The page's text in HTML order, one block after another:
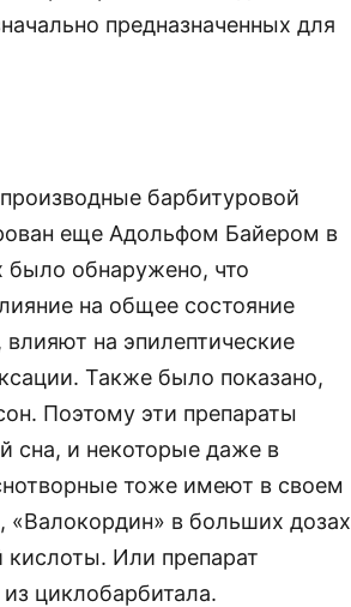
предназначенных для
барбитуровой
еще Адольфом Байером в
было обнаружено, что
на общее состояние
на эпилептические
Также было показано,
Поэтому эти препараты
сна, и некоторые даже в
тоже имеют в своем
«Валокордин» в больших дозах
кислоты. Или препарат
циклобарбитала.